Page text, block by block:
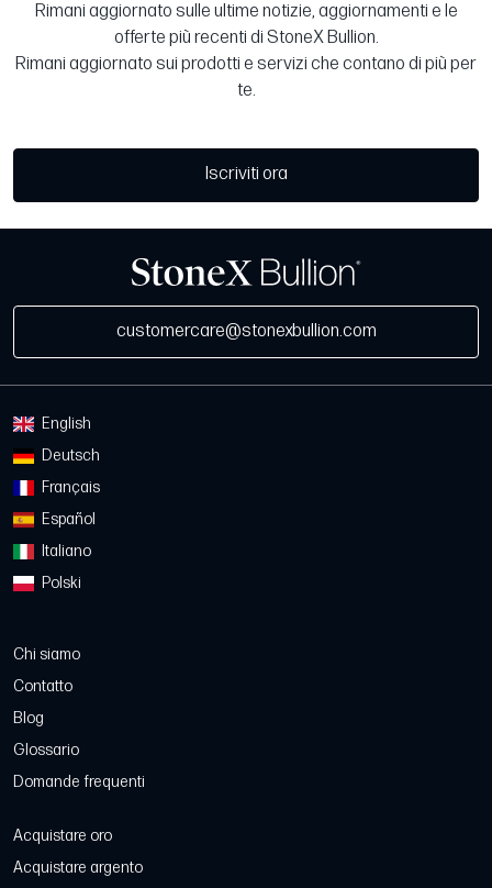
Rimani aggiornato sulle ultime notizie, aggiornamenti e le
offerte più recenti di StoneX Bullion.
Rimani aggiornato sui prodotti e servizi che contano di più per
te.
Iscriviti ora
customercare@stonexbullion.com
English
Deutsch
Français
Español
Italiano
Polski
Chi siamo
Contatto
Blog
Glossario
Domande frequenti
Acquistare oro
Acquistare argento